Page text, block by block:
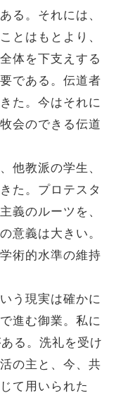
る。それには、
とはもとより、
体を下支えする
である。伝道者
た。今はそれに
会のできる伝道
他教派の学生、
た。プロテスタ
義のルーツを、
意義は大きい。
術的水準の維持
う現実は確かに
進む御業。私に
る。洗礼を受け
の主と、今、共
て用いられた